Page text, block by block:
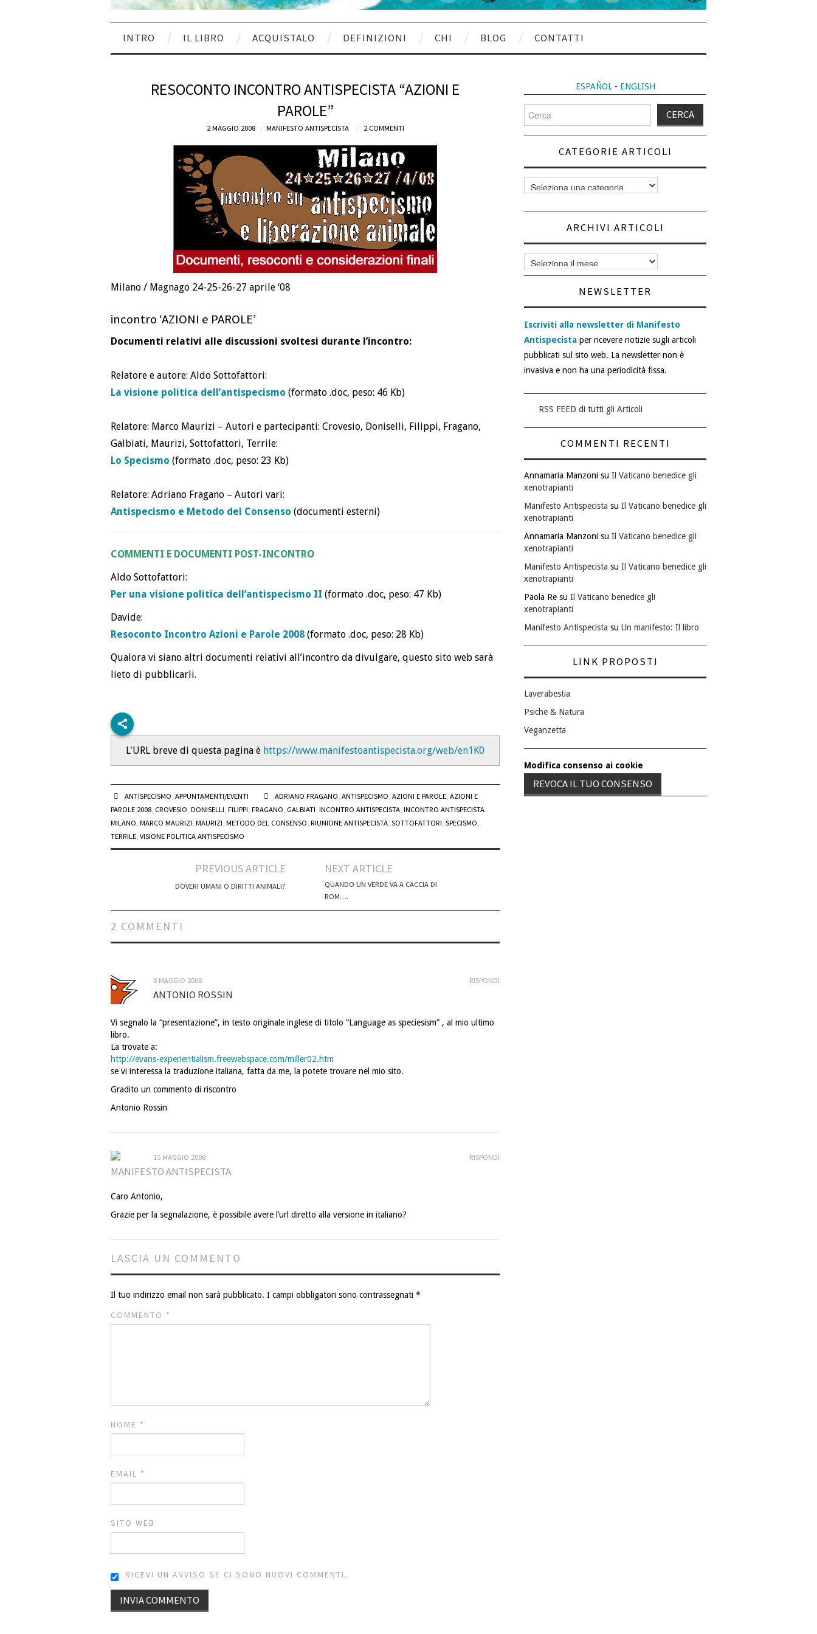
INTRO IL LIBRO ACQUISTALO DEFINIZIONI CHI BLOG CONTATTI
RESOCONTO INCONTRO ANTISPECISTA “AZIONI E
PAROLE”
2 MAGGIO 2008 MANIFESTO ANTISPECISTA 2 COMMENTI
Milano / Magnago 24-25-26-27 aprile ‘08
incontro ‘AZIONI e PAROLE’
Documenti relativi alle discussioni svoltesi durante l’incontro:
Relatore e autore: Aldo Sottofattori:
La visione politica dell’antispecismo (formato .doc, peso: 46 Kb)
Relatore: Marco Maurizi – Autori e partecipanti: Crovesio, Doniselli, Filippi, Fragano,
Galbiati, Maurizi, Sottofattori, Terrile:
Lo Specismo (formato .doc, peso: 23 Kb)
Relatore: Adriano Fragano – Autori vari:
Antispecismo e Metodo del Consenso (documenti esterni)
COMMENTI E DOCUMENTI POST-INCONTRO
Aldo Sottofattori:
Per una visione politica dell’antispecismo II (formato .doc, peso: 47 Kb)
Davide:
Resoconto Incontro Azioni e Parole 2008 (formato .doc, peso: 28 Kb)
Qualora vi siano altri documenti relativi all’incontro da divulgare, questo sito web sarà
lieto di pubblicarli.
L'URL breve di questa pagina è https://www.manifestoantispecista.org/web/en1K0
ANTISPECISMO ,APPUNTAMENTI/EVENTI ADRIANO FRAGANO ,ANTISPECISMO ,AZIONI E PAROLE ,AZIONI E
PAROLE 2008 CROVESIO DONISELLI FILIPPI FRAGANO GALBIATI INCONTRO ANTISPECISTA INCONTRO ANTISPECISTA
MILANO MARCO MAURIZI MAURIZI METODO DEL CONSENSO RIUNIONE ANTISPECISTA SOTTOFATTORI SPECISMO
TERRILE VISIONE POLITICA ANTISPECISMO
navigation
PREVIOUS ARTICLE
DOVERI UMANI O DIRITTI ANIMALI?
NEXT ARTICLE
QUANDO UN VERDE VA A CACCIA DI
ROM….
2 COMMENTI
RISPONDI
6 MAGGIO 2008
ANTONIO ROSSIN
Vi segnalo la “presentazione”, in testo originale inglese di titolo “Language as speciesism” , al mio ultimo
libro.
La trovate a:
http://evans-experientialism.freewebspace.com/miller02.htm
se vi interessa la traduzione italiana, fatta da me, la potete trovare nel mio sito.
Gradito un commento di riscontro
Antonio Rossin
RISPONDI
15 MAGGIO 2008
MANIFESTO ANTISPECISTA
Caro Antonio,
Grazie per la segnalazione, è possibile avere l’url diretto alla versione in italiano?
LASCIA UN COMMENTO
Il tuo indirizzo email non sarà pubblicato. I campi obbligatori sono contrassegnati *
COMMENTO *
NOME *
EMAIL *
SITO WEB
RICEVI UN AVVISO SE CI SONO NUOVI COMMENTI.
ESPAÑOL- ENGLISH
per:
CATEGORIE ARTICOLI
Categorie
articoli
ARCHIVI ARTICOLI
Archivi
articoli
NEWSLETTER
Iscriviti alla newsletter di Manifesto
Antispecista per ricevere notizie sugli articoli
pubblicati sul sito web. La newsletter non è
invasiva e non ha una periodicità fissa.
RSS FEED di tutti gli Articoli
COMMENTI RECENTI
Annamaria Manzoni su Il Vaticano benedice gli
xenotrapianti
Manifesto Antispecista su Il Vaticano benedice gli
xenotrapianti
Annamaria Manzoni su Il Vaticano benedice gli
xenotrapianti
Manifesto Antispecista su Il Vaticano benedice gli
xenotrapianti
Paola Re su Il Vaticano benedice gli
xenotrapianti
Manifesto Antispecista su Un manifesto: Il libro
LINK PROPOSTI
Laverabestia
Psiche & Natura
Veganzetta
Modifica consenso ai cookie
REVOCA IL TUO CONSENSO